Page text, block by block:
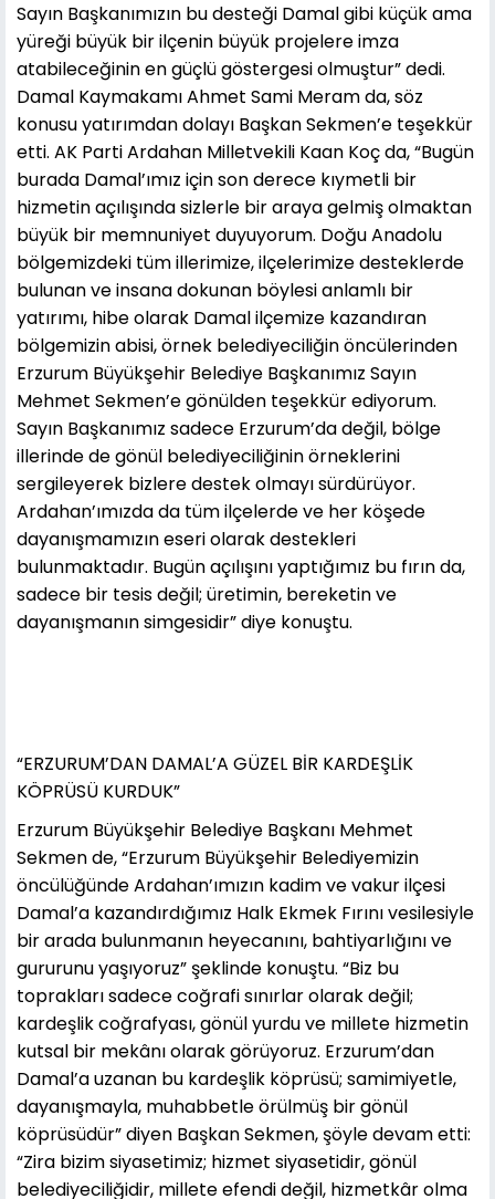
Sayın Başkanımızın bu desteği Damal gibi küçük ama
yüreği büyük bir ilçenin büyük projelere imza
atabileceğinin en güçlü göstergesi olmuştur” dedi.
Damal Kaymakamı Ahmet Sami Meram da, söz
konusu yatırımdan dolayı Başkan Sekmen’e teşekkür
etti. AK Parti Ardahan Milletvekili Kaan Koç da, “Bugün
burada Damal’ımız için son derece kıymetli bir
hizmetin açılışında sizlerle bir araya gelmiş olmaktan
büyük bir memnuniyet duyuyorum. Doğu Anadolu
bölgemizdeki tüm illerimize, ilçelerimize desteklerde
bulunan ve insana dokunan böylesi anlamlı bir
yatırımı, hibe olarak Damal ilçemize kazandıran
bölgemizin abisi, örnek belediyeciliğin öncülerinden
Erzurum Büyükşehir Belediye Başkanımız Sayın
Mehmet Sekmen’e gönülden teşekkür ediyorum.
Sayın Başkanımız sadece Erzurum’da değil, bölge
illerinde de gönül belediyeciliğinin örneklerini
sergileyerek bizlere destek olmayı sürdürüyor.
Ardahan’ımızda da tüm ilçelerde ve her köşede
dayanışmamızın eseri olarak destekleri
bulunmaktadır. Bugün açılışını yaptığımız bu fırın da,
sadece bir tesis değil; üretimin, bereketin ve
dayanışmanın simgesidir” diye konuştu.
“ERZURUM’DAN DAMAL’A GÜZEL BİR KARDEŞLİK
KÖPRÜSÜ KURDUK”
Erzurum Büyükşehir Belediye Başkanı Mehmet
Sekmen de, “Erzurum Büyükşehir Belediyemizin
öncülüğünde Ardahan’ımızın kadim ve vakur ilçesi
Damal’a kazandırdığımız Halk Ekmek Fırını vesilesiyle
bir arada bulunmanın heyecanını, bahtiyarlığını ve
gururunu yaşıyoruz” şeklinde konuştu. “Biz bu
toprakları sadece coğrafi sınırlar olarak değil;
kardeşlik coğrafyası, gönül yurdu ve millete hizmetin
kutsal bir mekânı olarak görüyoruz. Erzurum’dan
Damal’a uzanan bu kardeşlik köprüsü; samimiyetle,
dayanışmayla, muhabbetle örülmüş bir gönül
köprüsüdür” diyen Başkan Sekmen, şöyle devam etti:
“Zira bizim siyasetimiz; hizmet siyasetidir, gönül
belediyeciliğidir, millete efendi değil, hizmetkâr olma